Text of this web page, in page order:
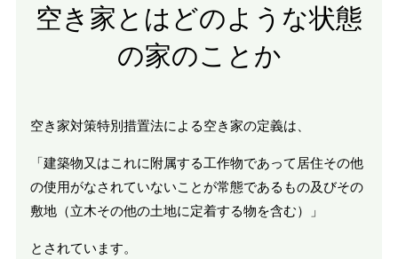
空き家とはどのような状態
の家のことか
空き家対策特別措置法による空き家の定義は、
「建築物又はこれに附属する工作物であって居住その他
の使用がなされていないことが常態であるもの及びその
敷地（立木その他の土地に定着する物を含む）」
とされています。